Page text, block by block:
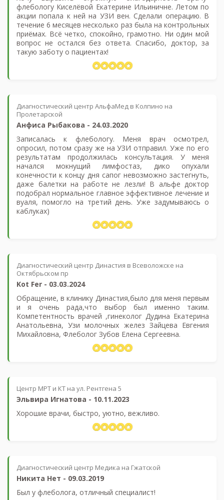
флебологу Киселёвой Екатерине Ильиничне. Летом по
акции попала к ней на УЗИ вен. Сделали операцию. В
течение 6 месяцев несколько раз была на контрольных
приёмах. Всё четко, спокойно, грамотно. Ни один мой
вопрос не остался без ответа. Спасибо, доктор, за
такую заботу о пациентах!
Диагностический центр АльфаМед в Колпино на
Пролетарской
Анфиса Рыбакова - 24.03.2020
Записалась к флебологу. Меня врач осмотрел,
опросил, потом сразу же на УЗИ отправил. Уже по его
результатам продолжилась консультация. У меня
начался мокнущий лимфостаз, дико опухали
конечности к концу дня сапог невозможно застегнуть,
даже балетки на работе не лезли! В альфе доктор
подобрал нормальное главное эффективное лечение и
вуаля, помогло на третий день. Уже задумываюсь о
каблуках)
Диагностический центр Династия в Всеволожске на
Октябрьском пр
Kot Fer - 03.03.2024
Обращение, в клинику Династия,было для меня первым
и я очень рада,что выбор был именно таким.
Компетентность врачей ,гинеколог Дудина Екатерина
Анатольевна, Узи молочных желез Зайцева Евгения
Михайловна, Флеболог Зубов Елена Сергеевна.
Центр МРТ и КТ на ул. Рентгена 5
Эльвира Игнатова - 10.11.2023
Хорошие врачи, быстро, уютно, вежливо.
Диагностический центр Медика на Гжатской
Никита Нет - 09.03.2019
Был у флеболога, отличный специалист!